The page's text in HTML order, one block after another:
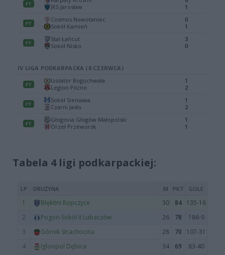
Tabela 4 ligi podkarpackiej: